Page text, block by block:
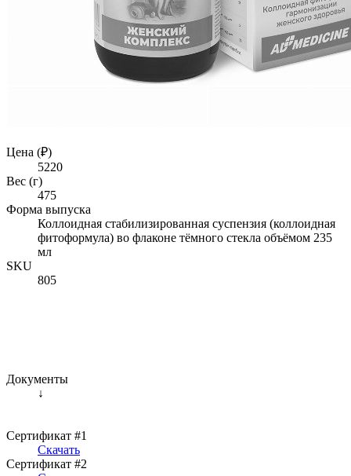
Цена (₽)
5220
Вес (г)
475
Форма выпуска
Коллоидная стабилизированная суспензия (коллоидная
фитоформула) во флаконе тёмного стекла объёмом 235
мл
SKU
805
Документы
↓
Сертификат #1
Скачать
Сертификат #2